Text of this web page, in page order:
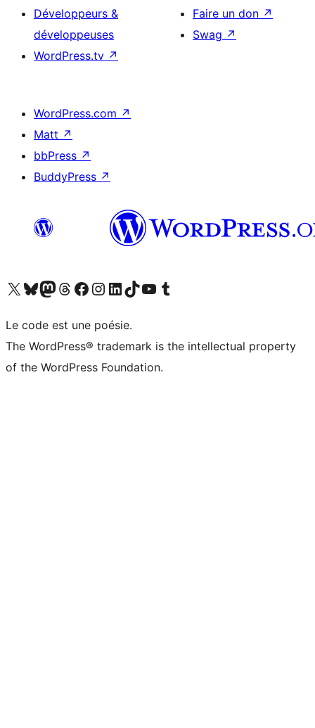
Développeurs &
développeuses
WordPress.tv ↗
Faire un don ↗
Swag ↗
WordPress.com ↗
Matt ↗
bbPress ↗
BuddyPress ↗
Visitez notre compte X (précédemment Twitter)
Visiter notre compte Bluesky
Visiter notre compte Mastodon
Visiter notre compte Threads
Consulter notre compte Facebook
Consulter notre compte Instagram
Consulter notre compte LinkedIn
Visiter notre compte TokTok
Visiter notre chaîne YouTube
Visiter notre compte Tumblr
Le code est une poésie.
The WordPress® trademark is the intellectual property
of the WordPress Foundation.